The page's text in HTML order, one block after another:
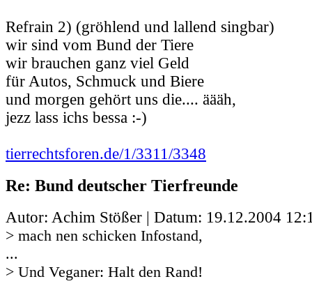
Refrain 2) (gröhlend und lallend singbar)
wir sind vom Bund der Tiere
wir brauchen ganz viel Geld
für Autos, Schmuck und Biere
und morgen gehört uns die.... äääh,
jezz lass ichs bessa :-)
tierrechtsforen.de/1/3311/3348
Re: Bund deutscher Tierfreunde
Autor: Achim Stößer | Datum: 19.12.2004
> mach nen schicken Infostand,
...
> Und Veganer: Halt den Rand!